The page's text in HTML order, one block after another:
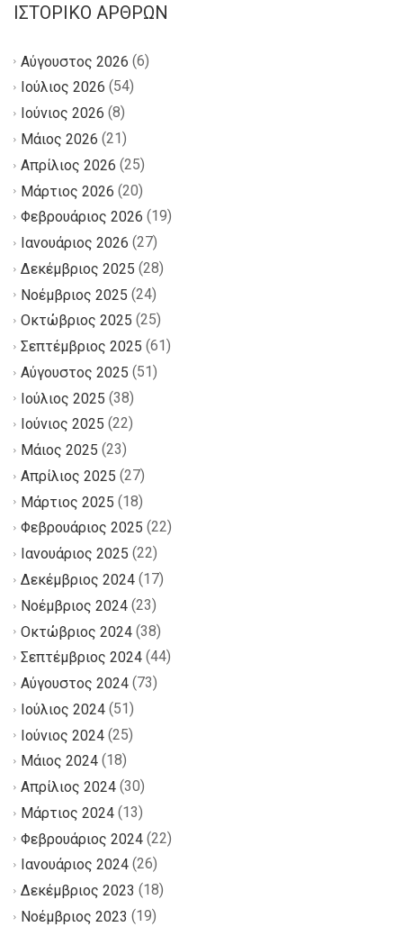
ΙΣΤΟΡΙΚΌ ΆΡΘΡΩΝ
Αύγουστος 2026 (6)
Ιούλιος 2026 (54)
Ιούνιος 2026 (8)
Μάιος 2026 (21)
Απρίλιος 2026 (25)
Μάρτιος 2026 (20)
Φεβρουάριος 2026 (19)
Ιανουάριος 2026 (27)
Δεκέμβριος 2025 (28)
Νοέμβριος 2025 (24)
Οκτώβριος 2025 (25)
Σεπτέμβριος 2025 (61)
Αύγουστος 2025 (51)
Ιούλιος 2025 (38)
Ιούνιος 2025 (22)
Μάιος 2025 (23)
Απρίλιος 2025 (27)
Μάρτιος 2025 (18)
Φεβρουάριος 2025 (22)
Ιανουάριος 2025 (22)
Δεκέμβριος 2024 (17)
Νοέμβριος 2024 (23)
Οκτώβριος 2024 (38)
Σεπτέμβριος 2024 (44)
Αύγουστος 2024 (73)
Ιούλιος 2024 (51)
Ιούνιος 2024 (25)
Μάιος 2024 (18)
Απρίλιος 2024 (30)
Μάρτιος 2024 (13)
Φεβρουάριος 2024 (22)
Ιανουάριος 2024 (26)
Δεκέμβριος 2023 (18)
Νοέμβριος 2023 (19)